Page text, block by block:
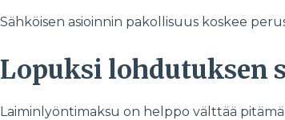
Sähköisen asioinnin pakollisuus koskee
Lopuksi lohdutuksen
Laiminlyöntimaksu on helppo välttää